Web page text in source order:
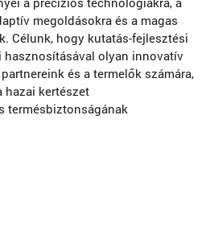
megoldásokra és a magas
Célunk, hogy kutatás-fejlesztési
hasznosításával olyan innovatív
és a termelők számára,
hazai kertészet
termésbiztonságának